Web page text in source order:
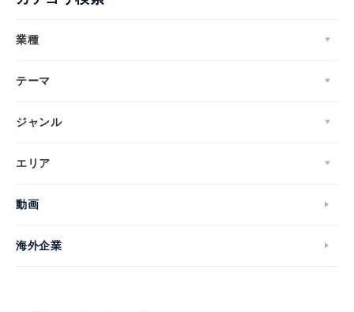
業種
テーマ
ジャンル
エリア
動画
海外企業